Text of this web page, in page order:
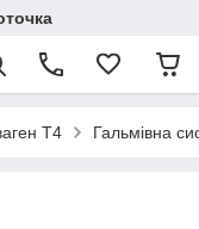
Т4 Гальмівна